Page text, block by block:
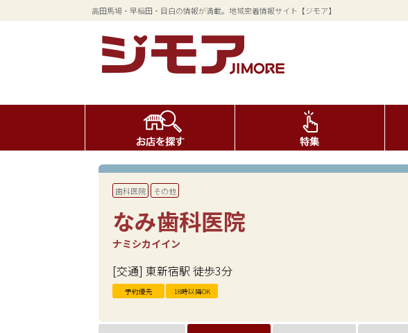
高田馬場・早稲田・目白の情報が満載。地域密着情報サイト【ジモア】
歯科医院 その他
なみ歯科医院
ナミシカイイン
[交通] 東新宿駅 徒歩3分
予約優先 18時以降OK